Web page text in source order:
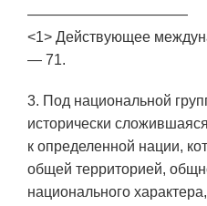
———————————
<1> Действующее
— 71.
3. Под национальной
исторически
к определенной нации,
общей территорией,
национального